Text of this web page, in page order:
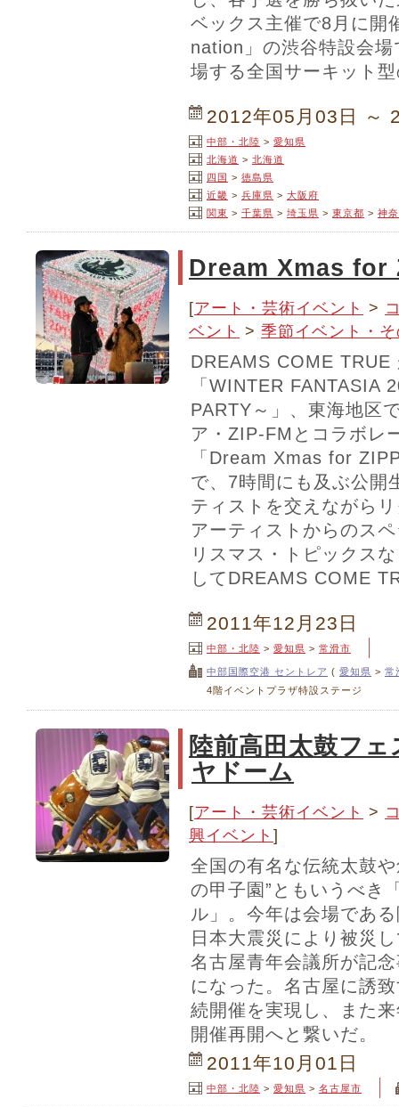
ベックス主催で8月に開
nation」の渋谷特設会
場する全国サーキット
2012年05月03日 ～
中部・北陸 > 愛知県
北海道 > 北海道
四国 > 徳島県
近畿 > 兵庫県 > 大阪府
関東 > 千葉県 > 埼玉県 > 東京都 > 神
Dream Xmas for
[アート・芸術イベント >
ベント > 季節イベント・
DREAMS COME TRUE
「WINTER FANTASIA
PARTY～」、東海地区
ア・ZIP-FMとコラボレ
「Dream Xmas for
で、7時間にも及ぶ公開
ティストを交えながら
アーティストからのス
リスマス・トピックス
してDREAMS COME
2011年12月23日
中部・北陸 > 愛知県 > 常滑市
中部国際空港 セントレア ( 愛知県 > 常
4階イベントプラザ特設ステージ
陸前高田太鼓フ
ヤドーム
[アート・芸術イベント >
興イベント ]
全国の有名な伝統太鼓
の甲子園”ともいうべき
ル」。今年は会場であ
日本大震災により被災
名古屋青年会議所が記
になった。名古屋に誘
続開催を実現し、また
開催再開へと繋いだ。
2011年10月01日
中部・北陸 > 愛知県 > 名古屋市